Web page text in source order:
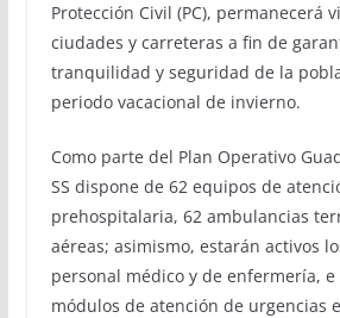
Protección Civil (PC), permanecerá
ciudades y carreteras a fin de
tranquilidad y seguridad de la
periodo vacacional de invierno.
Como parte del Plan Operativo
SS dispone de 62 equipos de
prehospitalaria, 62 ambulancias
aéreas; asimismo, estarán activos
personal médico y de enfermería,
módulos de atención de urgencias